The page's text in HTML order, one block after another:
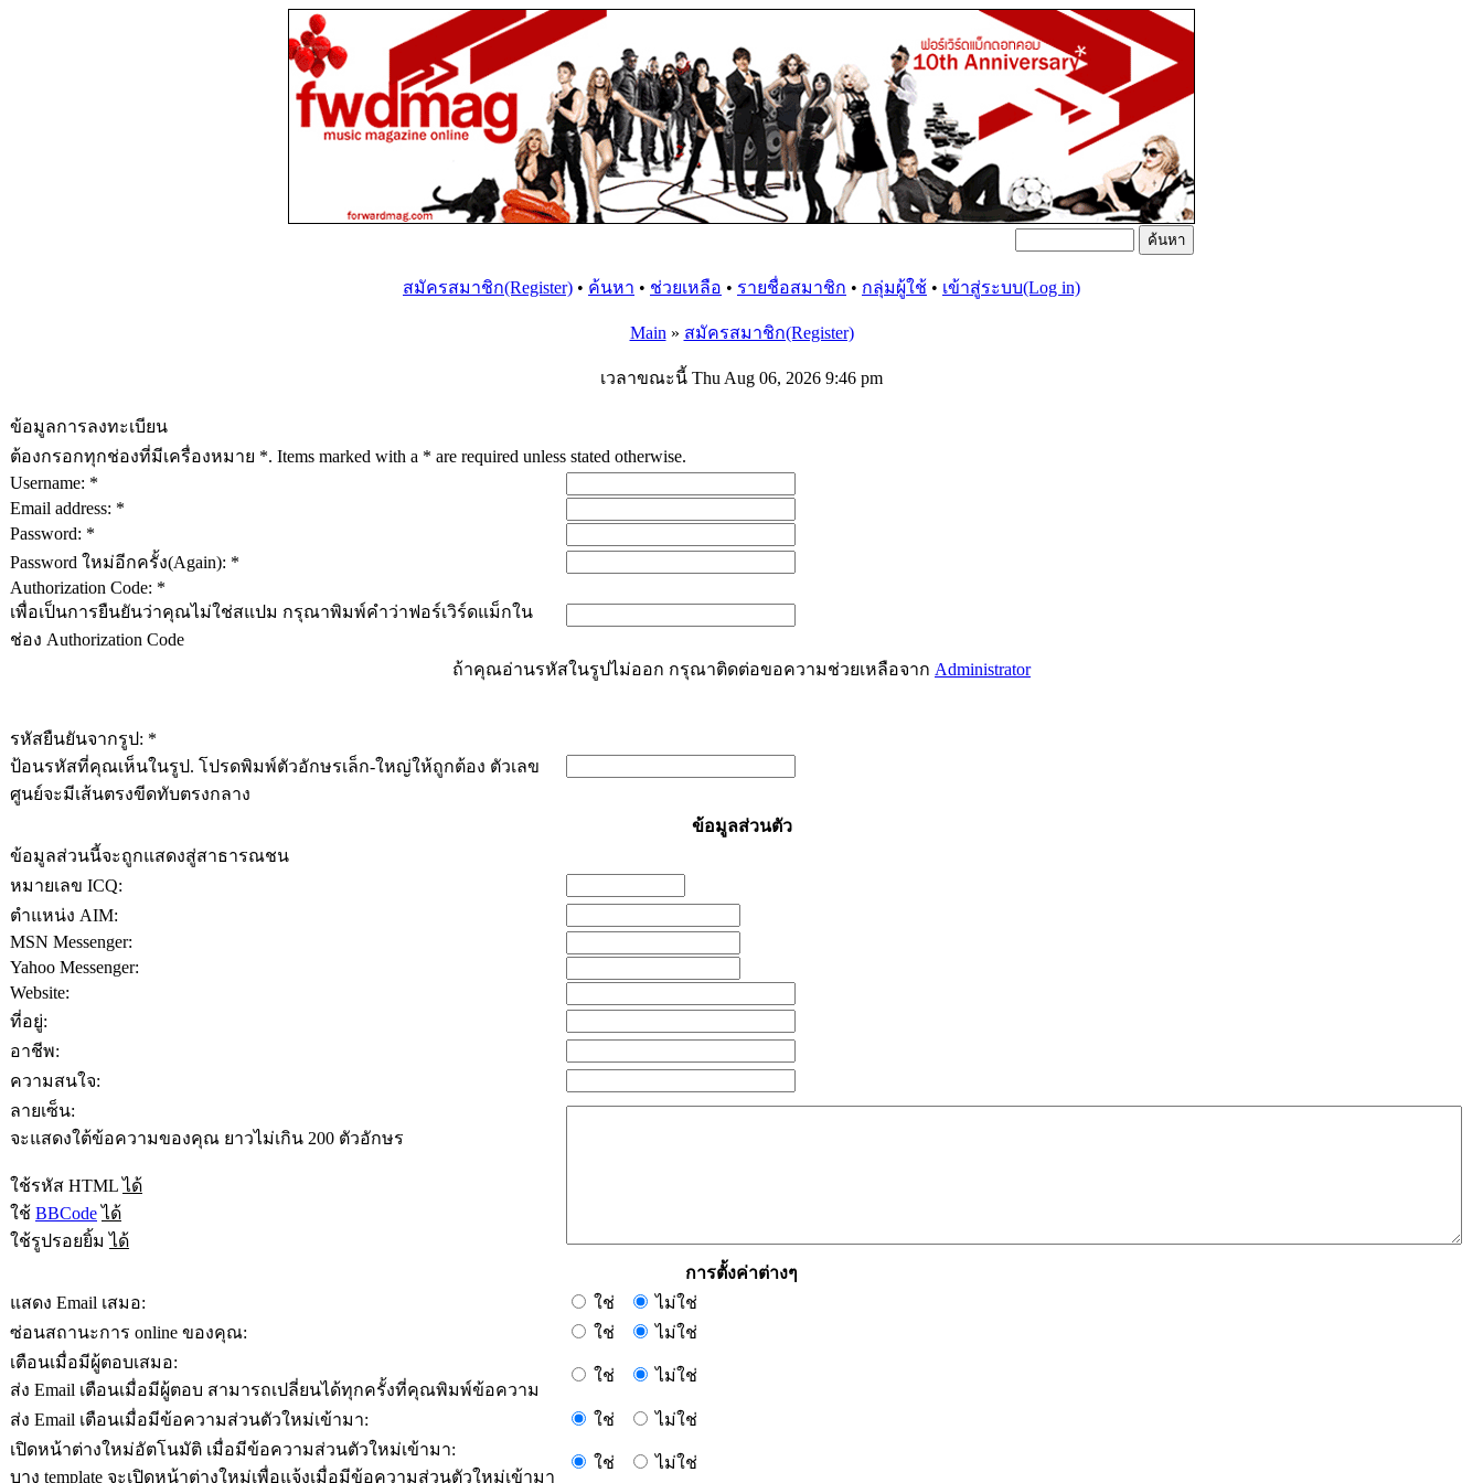
สมัครสมาชิก(Register) • ค้นหา • ช่วยเหลือ • รายชื่อสมาชิก • กลุ่มผู้ใช้ • เข้าสู่ระบบ(Log in)
Main » สมัครสมาชิก(Register)
เวลาขณะนี้ Thu Aug 06, 2026 9:46 pm
ข้อมูลการลงทะเบียน
ต้องกรอกทุกช่องที่มีเครื่องหมาย *. Items marked with a * are required unless stated otherwise.
Username: *
Email address: *
Password: *
Password ใหม่อีกครั้ง(Again): *
Authorization Code: *
เพื่อเป็นการยืนยันว่าคุณไม่ใช่สแปม กรุณาพิมพ์คำว่าฟอร์เวิร์ดแม็กใน
ช่อง Authorization Code
ถ้าคุณอ่านรหัสในรูปไม่ออก กรุณาติดต่อขอความช่วยเหลือจาก Administrator
รหัสยืนยันจากรูป: *
ป้อนรหัสที่คุณเห็นในรูป. โปรดพิมพ์ตัวอักษรเล็ก-ใหญ่ให้ถูกต้อง ตัวเลข
ศูนย์จะมีเส้นตรงขีดทับตรงกลาง
ข้อมูลส่วนตัว
ข้อมูลส่วนนี้จะถูกแสดงสู่สาธารณชน
หมายเลข ICQ:
ตำแหน่ง AIM:
MSN Messenger:
Yahoo Messenger:
Website:
ที่อยู่:
อาชีพ:
ความสนใจ:
ลายเซ็น:
จะแสดงใต้ข้อความของคุณ ยาวไม่เกิน 200 ตัวอักษร
ใช้รหัส HTMLได้
ใช้ BBCode ได้
ใช้รูปรอยยิ้มได้
การตั้งค่าต่างๆ
แสดง Email เสมอ:
ใช่
ไม่ใช่
ซ่อนสถานะการ online ของคุณ:
ใช่
ไม่ใช่
เตือนเมื่อมีผู้ตอบเสมอ:
ส่ง Email เตือนเมื่อมีผู้ตอบ สามารถเปลี่ยนได้ทุกครั้งที่คุณพิมพ์ข้อความ
ใช่ ไม่ใช่
ส่ง Email เตือนเมื่อมีข้อความส่วนตัวใหม่เข้ามา: ใช่
ไม่ใช่
เปิดหน้าต่างใหม่อัตโนมัติ เมื่อมีข้อความส่วนตัวใหม่เข้ามา:
บาง template จะเปิดหน้าต่างใหม่เพื่อแจ้งเมื่อมีข้อความส่วนตัวใหม่เข้ามา
ใช่ ไม่ใช่